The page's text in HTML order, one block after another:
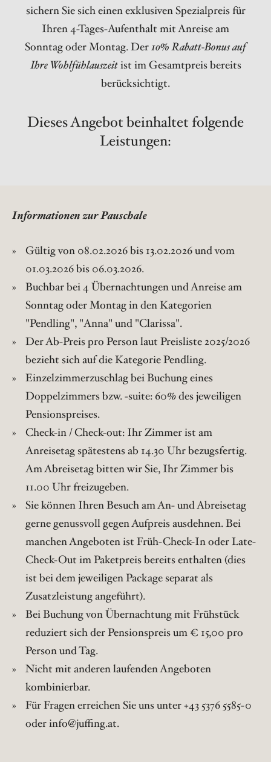
sichern Sie sich einen exklusiven Spezialpreis für
Ihren 4-Tages-Aufenthalt mit Anreise am
Sonntag oder Montag. Der10% Rabatt-Bonus auf
Ihre Wohlfühlauszeitist im Gesamtpreis bereits
berücksichtigt.
Dieses Angebot beinhaltet folgende
Leistungen:
Informationen zur Pauschale
Gültig von 08.02.2026 bis 13.02.2026 und vom
01.03.2026 bis 06.03.2026.
Buchbar bei 4 Übernachtungen und Anreise am
Sonntag oder Montag in den Kategorien
"Pendling", "Anna" und "Clarissa".
Der Ab-Preis pro Person laut Preisliste 2025/2026
bezieht sich auf die Kategorie Pendling.
Einzelzimmerzuschlag bei Buchung eines
Doppelzimmers bzw. -suite: 60% des jeweiligen
Pensionspreises.
Check-in / Check-out: Ihr Zimmer ist am
Anreisetag spätestens ab 14.30 Uhr bezugsfertig.
Am Abreisetag bitten wir Sie, Ihr Zimmer bis
11.00 Uhr freizugeben.
Sie können Ihren Besuch am An- und Abreisetag
gerne genussvoll gegen Aufpreis ausdehnen. Bei
manchen Angeboten ist Früh-Check-In oder Late-
Check-Out im Paketpreis bereits enthalten (dies
ist bei dem jeweiligen Package separat als
Zusatzleistung angeführt).
Bei Buchung von Übernachtung mit Frühstück
reduziert sich der Pensionspreis um € 15,00 pro
Person und Tag.
Nicht mit anderen laufenden Angeboten
kombinierbar.
Für Fragen erreichen Sie uns unter +43 5376 5585-0
oder info@juffing.at.